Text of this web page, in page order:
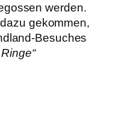
werden.
gekommen,
Besuches